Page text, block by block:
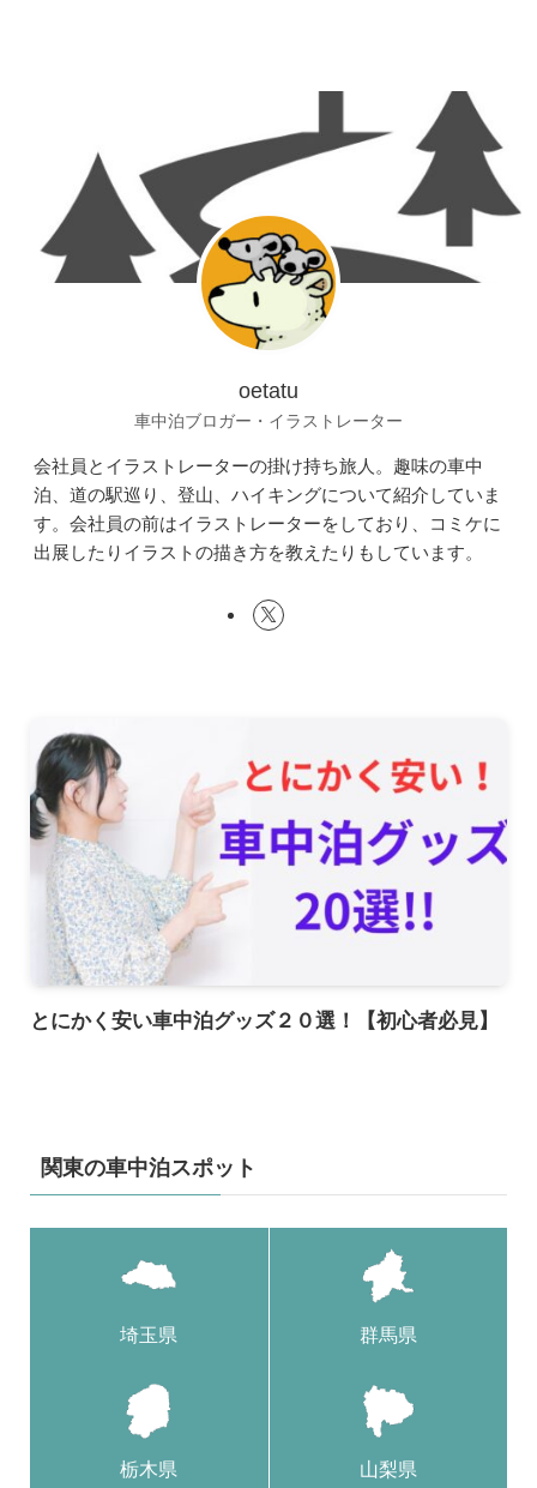
oetatu
車中泊ブロガー・イラストレーター
会社員とイラストレーターの掛け持ち旅人。趣味の車中
泊、道の駅巡り、登山、ハイキングについて紹介していま
す。会社員の前はイラストレーターをしており、コミケに
出展したりイラストの描き方を教えたりもしています。
とにかく安い車中泊グッズ２０選！【初心者必見】
関東の車中泊スポット
埼玉県 群馬県
栃木県 山梨県